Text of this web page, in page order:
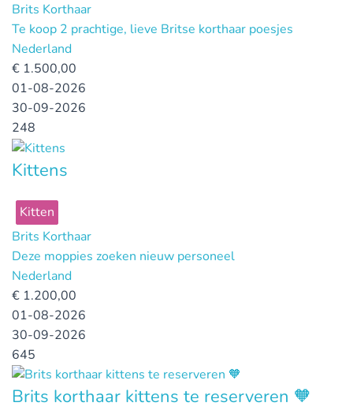
Brits Korthaar
Te koop 2 prachtige, lieve Britse korthaar poesjes
Nederland
€ 1.500,00
01-08-2026
30-09-2026
248
Kittens
Kitten
Brits Korthaar
Deze moppies zoeken nieuw personeel
Nederland
€ 1.200,00
01-08-2026
30-09-2026
645
Brits korthaar kittens te reserveren 🧡